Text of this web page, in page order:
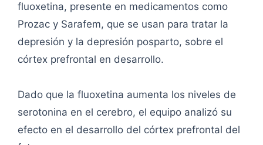
fluoxetina, presente en medicamentos como
Prozac y Sarafem, que se usan para tratar la
depresión y la depresión posparto, sobre el
córtex prefrontal en desarrollo.
Dado que la fluoxetina aumenta los niveles de
serotonina en el cerebro, el equipo analizó su
efecto en el desarrollo del córtex prefrontal del